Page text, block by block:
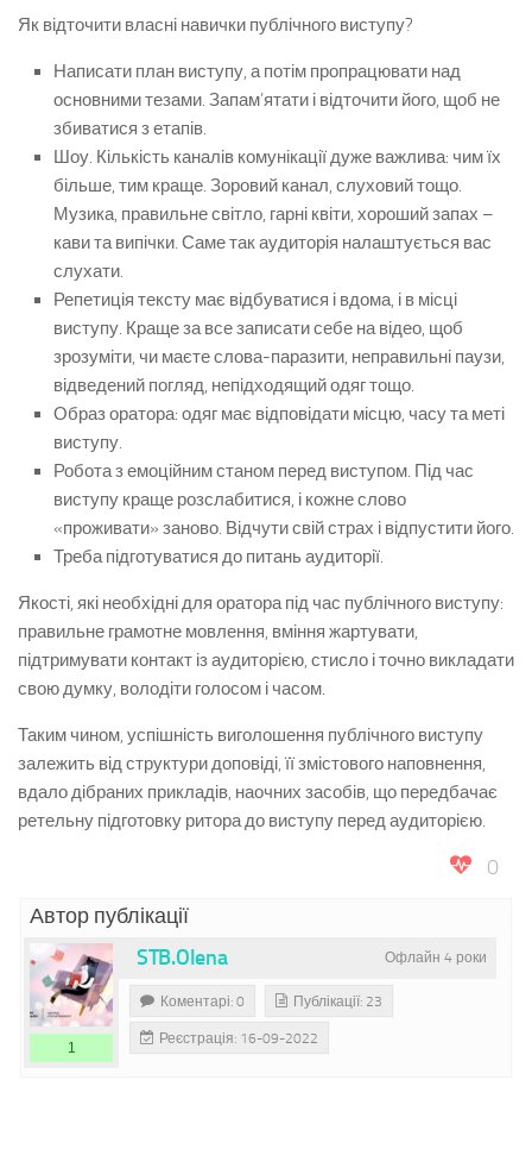
Як відточити власні навички публічного виступу?
Написати план виступу, а потім пропрацювати над
основними тезами. Запам’ятати і відточити його, щоб не
збиватися з етапів.
Шоу. Кількість каналів комунікації дуже важлива: чим їх
більше, тим краще. Зоровий канал, слуховий тощо.
Музика, правильне світло, гарні квіти, хороший запах –
кави та випічки. Саме так аудиторія налаштується вас
слухати.
Репетиція тексту має відбуватися і вдома, і в місці
виступу. Краще за все записати себе на відео, щоб
зрозуміти, чи маєте слова-паразити, неправильні паузи,
відведений погляд, непідходящий одяг тощо.
Образ оратора: одяг має відповідати місцю, часу та меті
виступу.
Робота з емоційним станом перед виступом. Під час
виступу краще розслабитися, і кожне слово
«проживати» заново. Відчути свій страх і відпустити його.
Треба підготуватися до питань аудиторії.
Якості, які необхідні для оратора під час публічного виступу:
правильне грамотне мовлення, вміння жартувати,
підтримувати контакт із аудиторією, стисло і точно викладати
свою думку, володіти голосом і часом.
Таким чином, успішність виголошення публічного виступу
залежить від структури доповіді, її змістового наповнення,
вдало дібраних прикладів, наочних засобів, що передбачає
ретельну підготовку ритора до виступу перед аудиторією.
0
Автор публікації
Офлайн 4 роки
STB.Olena
1
Коментарі: 0 Публікації: 23
Реєстрація: 16-09-2022